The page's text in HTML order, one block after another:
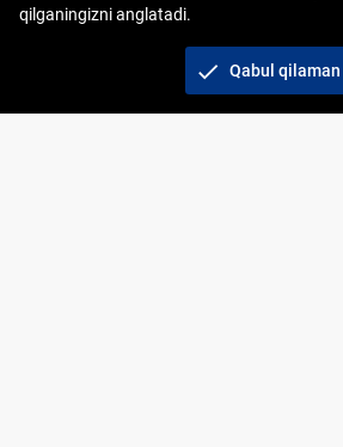
Copyright © 2017-2026. "Elektron onlayn-
tashkil etish" AJ. Barcha huquqlar
qilganingizni anglatadi.
check Qabul qilaman